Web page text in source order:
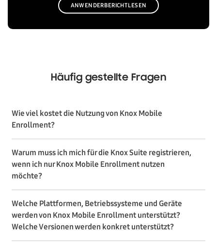
ANWENDERBERICHT LESEN
Häufig gestellte Fragen
Wie viel kostet die Nutzung von Knox Mobile
Enrollment?
Warum muss ich mich für die Knox Suite registrieren,
wenn ich nur Knox Mobile Enrollment nutzen
möchte?
Welche Plattformen, Betriebssysteme und Geräte
werden von Knox Mobile Enrollment unterstützt?
Welche Versionen werden konkret unterstützt?